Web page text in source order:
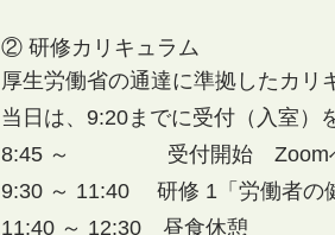
② 研修カリキュラム
厚生労働省の通達に準拠したカリ
当日は、9:20までに受付（入室）
8:45 ～ 受付開始 Zoomへ
9:30 ～ 11:40 研修 1「労働者の
11:40 ～ 12:30 昼食休憩